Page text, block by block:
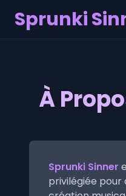
Sprunki
À
Sprunki Sinner
privilégiée pour